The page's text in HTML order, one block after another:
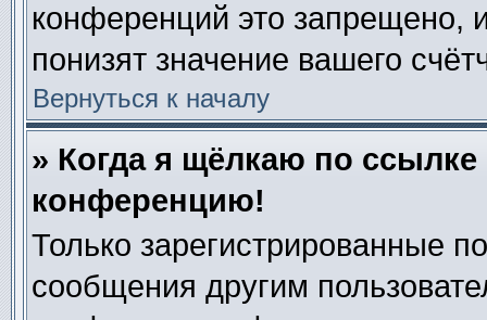
конференций это запрещено,
понизят значение вашего
Вернуться к началу
» Когда я щёлкаю по
конференцию!
Только зарегистрированные
сообщения другим